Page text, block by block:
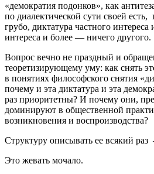
«демократия подонков», как
по диалектической сути своей есть,
грубо, диктатура частного интереса
интереса и более — ничего другого.
Вопрос вечно не праздный и
теоретизирующему уму: как снять
в понятиях философского снятия
почему и эта диктатура и эта
раз приоритетны? И почему они,
доминируют в общественной
возникновения и воспроизводства?
Структуру описывать ее всякий
Это жевать мочало.